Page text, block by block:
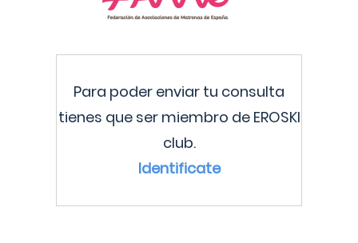
Para poder enviar tu consulta
tienes que ser miembro de EROSKI
club.
Identificate